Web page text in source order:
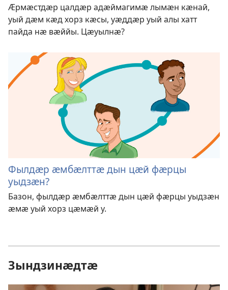
Ӕрмӕстдӕр цалдӕр адӕймагимӕ лымӕн кӕнай,
уый дӕм кӕд хорз кӕсы, уӕддӕр уый алы хатт
пайда нӕ вӕййы. Цӕуылнӕ?
Фылдӕр ӕмбӕлттӕ дын цӕй фӕрцы
уыдзӕн?
Базон, фылдӕр ӕмбӕлттӕ дын цӕй фӕрцы уыдзӕн
ӕмӕ уый хорз цӕмӕй у.
Зындзинӕдтӕ